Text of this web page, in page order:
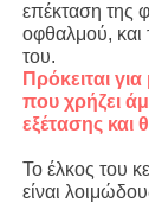
επέκταση της
οφθαλμού, και
του.
Πρόκειται
που χρήζει
εξέτασης και
Το έλκος του
είναι